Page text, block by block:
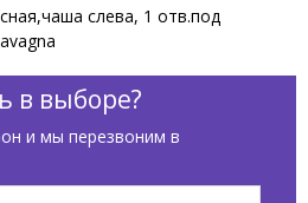
слева, 1 отв.под
в выборе?
и мы перезвоним в